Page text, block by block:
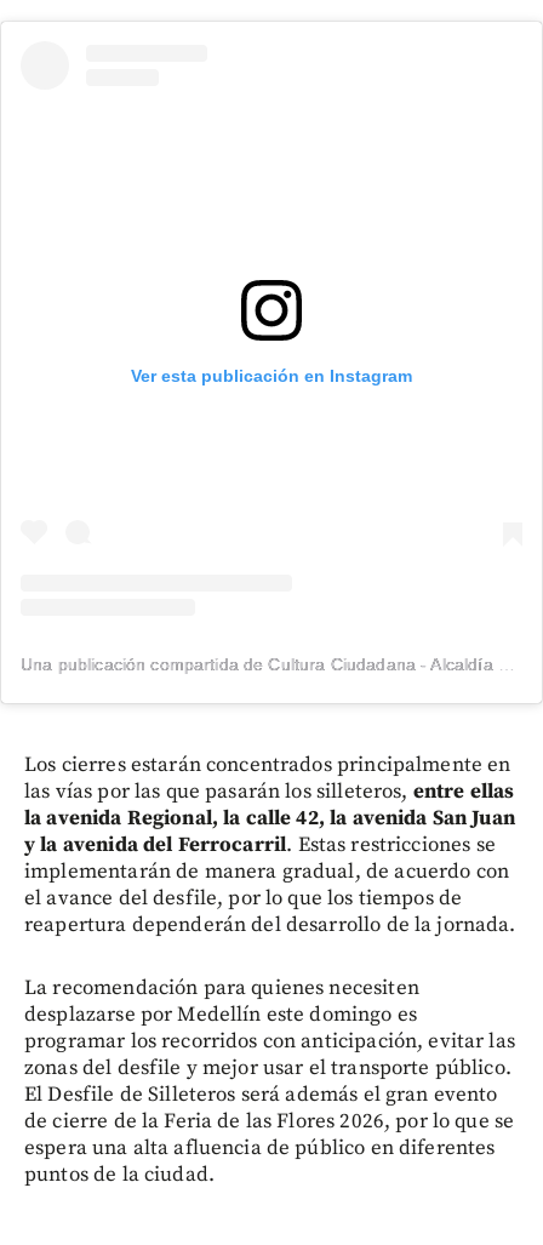
Ver esta publicación en Instagram
Los cierres estarán concentrados principalmente en
las vías por las que pasarán los silleteros, entre ellas
la avenida Regional, la calle 42, la avenida San Juan
y la avenida del Ferrocarril. Estas restricciones se
implementarán de manera gradual, de acuerdo con
el avance del desfile, por lo que los tiempos de
reapertura dependerán del desarrollo de la jornada.
La recomendación para quienes necesiten
desplazarse por Medellín este domingo es
programar los recorridos con anticipación, evitar las
zonas del desfile y mejor usar el transporte público.
El Desfile de Silleteros será además el gran evento
de cierre de la Feria de las Flores 2026, por lo que se
espera una alta afluencia de público en diferentes
puntos de la ciudad.